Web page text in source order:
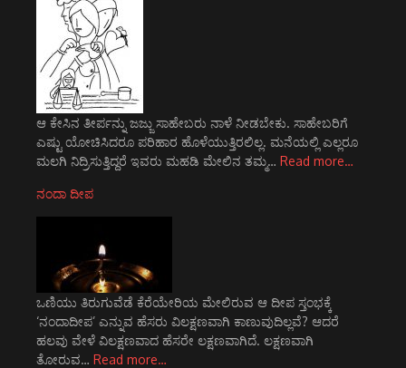
ಆ ಕೇಸಿನ ತೀರ್ಪನ್ನು ಜಜ್ಜು ಸಾಹೇಬರು ನಾಳೆ ನೀಡಬೇಕು. ಸಾಹೇಬರಿಗೆ
ಎಷ್ಟು ಯೋಚಿಸಿದರೂ ಪರಿಹಾರ ಹೊಳೆಯುತ್ತಿರಲಿಲ್ಲ. ಮನೆಯಲ್ಲಿ ಎಲ್ಲರೂ
ಮಲಗಿ ನಿದ್ರಿಸುತ್ತಿದ್ದರೆ ಇವರು ಮಹಡಿ ಮೇಲಿನ ತಮ್ಮ… Read more…
ನಂದಾ ದೀಪ
ಒಣಿಯು ತಿರುಗುವೆಡೆ ಕೆರೆಯೇರಿಯ ಮೇಲಿರುವ ಆ ದೀಪ ಸ್ತಂಭಕ್ಕೆ
‘ನಂದಾದೀಪ’ ಎನ್ನುವ ಹೆಸರು ವಿಲಕ್ಷಣವಾಗಿ ಕಾಣುವುದಿಲ್ಲವೆ? ಆದರೆ
ಹಲವು ವೇಳೆ ವಿಲಕ್ಷಣವಾದ ಹೆಸರೇ ಲಕ್ಷಣವಾಗಿದೆ. ಲಕ್ಷಣವಾಗಿ
ತೋರುವ… Read more…